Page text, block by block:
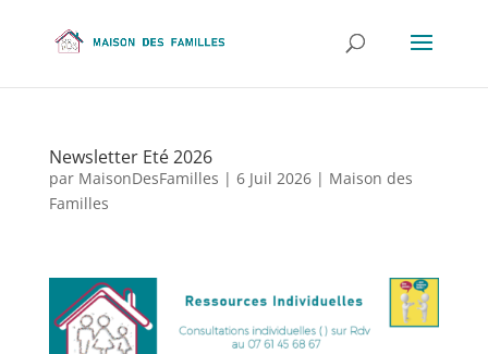
Newsletter Eté 2026
par MaisonDesFamilles | 6 Juil 2026| Maison des
Familles